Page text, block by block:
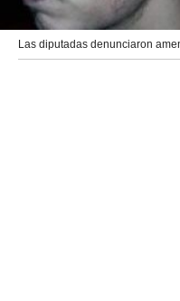
Las diputadas denunciaron